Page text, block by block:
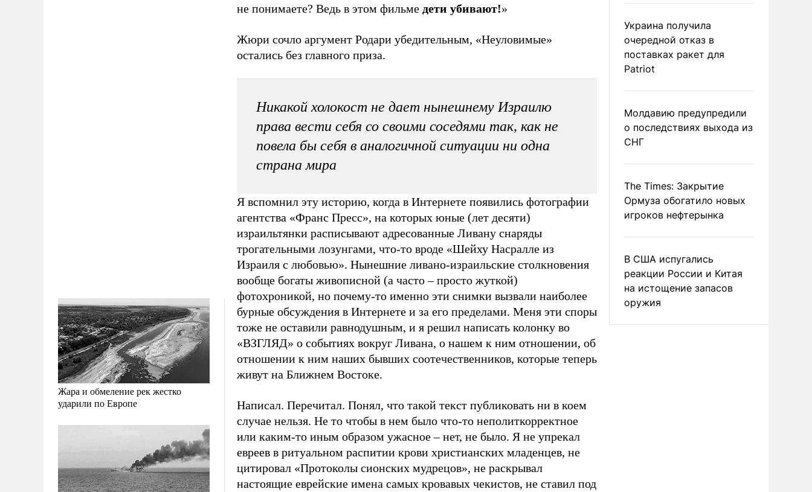
Жара и обмеление рек жестко
ударили по Европе
не понимаете? Ведь в этом фильме дети убивают!»
Жюри сочло аргумент Родари убедительным, «Неуловимые»
остались без главного приза.
Никакой холокост не дает нынешнему Израилю
права вести себя со своими соседями так, как не
повела бы себя в аналогичной ситуации ни одна
страна мира
Я вспомнил эту историю, когда в Интернете появились фотографии
агентства «Франс Пресс», на которых юные (лет десяти)
израильтянки расписывают адресованные Ливану снаряды
трогательными лозунгами, что-то вроде «Шейху Насралле из
Израиля с любовью». Нынешние ливано-израильские столкновения
вообще богаты живописной (а часто – просто жуткой)
фотохроникой, но почему-то именно эти снимки вызвали наиболее
бурные обсуждения в Интернете и за его пределами. Меня эти споры
тоже не оставили равнодушным, и я решил написать колонку во
«ВЗГЛЯД» о событиях вокруг Ливана, о нашем к ним отношении, об
отношении к ним наших бывших соотечественников, которые теперь
живут на Ближнем Востоке.
Написал. Перечитал. Понял, что такой текст публиковать ни в коем
случае нельзя. Не то чтобы в нем было что-то неполиткорректное
или каким-то иным образом ужасное – нет, не было. Я не упрекал
евреев в ритуальном распитии крови христианских младенцев, не
цитировал «Протоколы сионских мудрецов», не раскрывал
настоящие еврейские имена самых кровавых чекистов, не ставил под
Украина получила
очередной отказ в
поставках ракет для
Patriot
Молдавию предупредили
о последствиях выхода из
СНГ
The Times: Закрытие
Ормуза обогатило новых
игроков нефтерынка
В США испугались
реакции России и Китая
на истощение запасов
оружия